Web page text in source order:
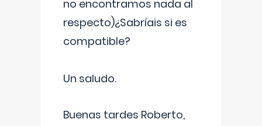
no encontramos nada al
respecto)¿Sabríais si es
compatible?
Un saludo.
Buenas tardes Roberto,